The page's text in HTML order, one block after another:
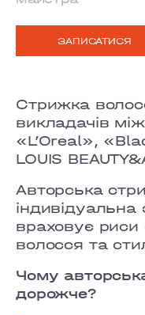
MYSHUHY
GRAND PRIX
OBOLON
CHORNOVOLA
TEREMKY
KLOVSKYI
HOTEL HILTON
ЗАПИСАТИСЯ
Стрижка
викладачів
«L’Oreal»,
LOUIS
Авторська
враховує риси
волосся та
Чому
дорожче?